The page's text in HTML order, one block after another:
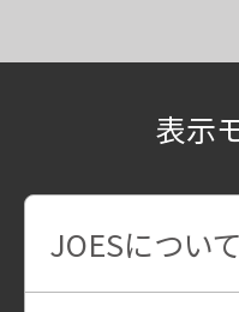
表示
JOESについて